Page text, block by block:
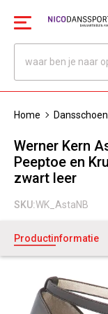
Home
Werner Kern
Peeptoe en
zwart leer
SKU:WK_AstaNB
Productinformatie